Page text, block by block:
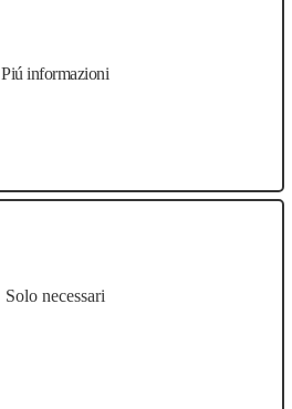
Piú informazioni
Solo necessari